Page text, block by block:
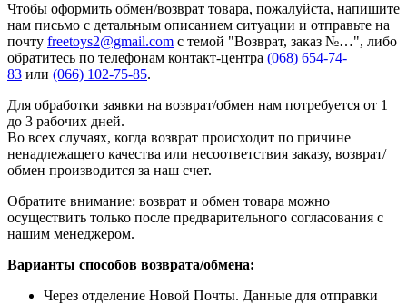
Чтобы оформить обмен/возврат товара, пожалуйста, напишите
нам письмо с детальным описанием ситуации и отправьте на
почту freetoys2@gmail.com c темой "Возврат, заказ №…", либо
обратитесь по телефонам контакт-центра (068) 654-74-
83 или (066) 102-75-85.
Для обработки заявки на возврат/обмен нам потребуется от 1
до 3 рабочих дней.
Во всех случаях, когда возврат происходит по причине
ненадлежащего качества или несоответствия заказу, возврат/
обмен производится за наш счет.
Обратите внимание: возврат и обмен товара можно
осуществить только после предварительного согласования с
нашим менеджером.
Варианты способов возврата/обмена:
Через отделение Новой Почты. Данные для отправки